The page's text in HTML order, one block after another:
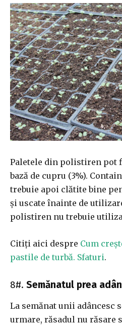
Paletele din polistiren pot
bază de cupru (3%).
trebuie apoi clătite bine
și uscate înainte de
polistiren nu trebuie
Citiți aici despre Cum
pastile de turbă. Sfaturi.
8#. Semănatul prea
La semănat unii adâncesc
urmare, răsadul nu răsare